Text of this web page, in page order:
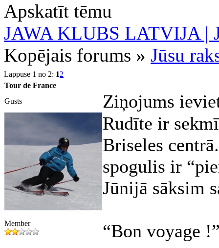
Apskatīt tēmu
JAWA KLUBS LATVIJA |
Kopējais forums » Jūsu
Lappuse 1 no 2: 12
Tour de France
Gusts
Ziņojums
Member
Rudīte ir
Briseles
spogulis ir
Jūnijā sāksim
“Bon voyage